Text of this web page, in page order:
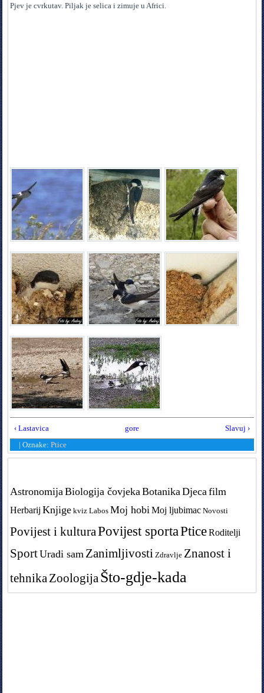
Pjev je cvrkutav. Piljak je selica i zimuje u Africi.
‹ Lastavica gore
Slavuj ›
|Oznake:Ptice
AstronomijaBiologija čovjekaBotanikaDjecafilm
Herbarij Knjige kviz Labos Moj hobi Moj ljubimac Novosti
Povijest i kulturaPovijest sportaPtice Roditelji
SportUradi sam Zanimljivosti Zdravlje Znanost i
tehnika Zoologija Što-gdje-kada